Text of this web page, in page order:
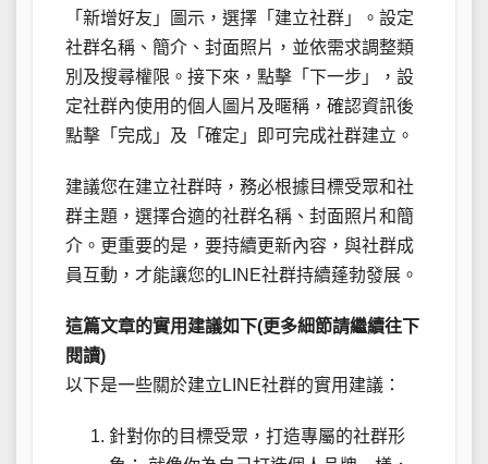
「新增好友」圖示，選擇「建立社群」。設定
社群名稱、簡介、封面照片，並依需求調整類
別及搜尋權限。接下來，點擊「下一步」，設
定社群內使用的個人圖片及暱稱，確認資訊後
點擊「完成」及「確定」即可完成社群建立。
建議您在建立社群時，務必根據目標受眾和社
群主題，選擇合適的社群名稱、封面照片和簡
介。更重要的是，要持續更新內容，與社群成
員互動，才能讓您的LINE社群持續蓬勃發展。
這篇文章的實用建議如下(更多細節請繼續往下
閱讀)
以下是一些關於建立LINE社群的實用建議：
針對你的目標受眾，打造專屬的社群形